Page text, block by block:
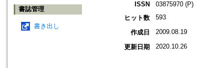
書誌管理
書き出し
ISSN
03875970 (P)
ヒット数
593
作成日 2009.08.19
更新日期 2020.10.26